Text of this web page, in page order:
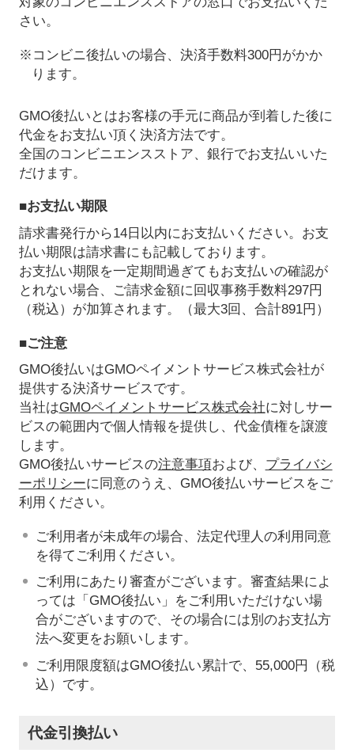
さい。
※コンビニ後払いの場合、決済手数料300円がかか
ります。
GMO後払いとはお客様の手元に商品が到着した後に
代金をお支払い頂く決済方法です。
全国のコンビニエンスストア、銀行でお支払いいた
だけます。
■お支払い期限
請求書発行から14日以内にお支払いください。お支
払い期限は請求書にも記載しております。
お支払い期限を一定期間過ぎてもお支払いの確認が
とれない場合、ご請求金額に回収事務手数料297円
（税込）が加算されます。（最大3回、合計891円）
■ご注意
GMO後払いはGMOペイメントサービス株式会社が
提供する決済サービスです。
当社はGMOペイメントサービス株式会社に対しサー
ビスの範囲内で個人情報を提供し、代金債権を譲渡
します。
GMO後払いサービスの注意事項および、 プライバシ
ーポリシーに同意のうえ、GMO後払いサービスをご
利用ください。
ご利用者が未成年の場合、法定代理人の利用同意
を得てご利用ください。
ご利用にあたり審査がございます。審査結果によ
っては「GMO後払い」をご利用いただけない場
合がございますので、その場合には別のお支払方
法へ変更をお願いします。
ご利用限度額はGMO後払い累計で、55,000円（税
込）です。
代金引換払い